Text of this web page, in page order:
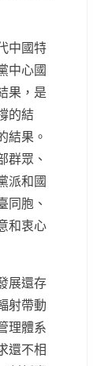
中國特
中心國
果，是
的結
結果。
群眾、
派和國
同胞、
和衷心
展還存
射帶動
理體系
還不相